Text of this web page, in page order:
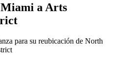
a Arts
para su reubicación de North